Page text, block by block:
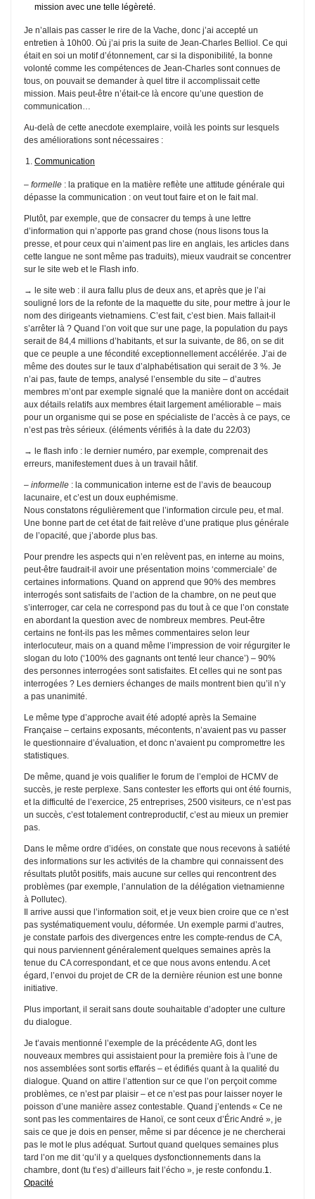
mission avec une telle légèreté.
Je n’allais pas casser le rire de la Vache, donc j’ai accepté un
entretien à 10h00. Où j’ai pris la suite de Jean-Charles Belliol. Ce qui
était en soi un motif d’étonnement, car si la disponibilité, la bonne
volonté comme les compétences de Jean-Charles sont connues de
tous, on pouvait se demander à quel titre il accomplissait cette
mission. Mais peut-être n’était-ce là encore qu’une question de
communication…
Au-delà de cette anecdote exemplaire, voilà les points sur lesquels
des améliorations sont nécessaires :
Communication
– formelle : la pratique en la matière reflète une attitude générale qui
dépasse la communication : on veut tout faire et on le fait mal.
Plutôt, par exemple, que de consacrer du temps à une lettre
d’information qui n’apporte pas grand chose (nous lisons tous la
presse, et pour ceux qui n’aiment pas lire en anglais, les articles dans
cette langue ne sont même pas traduits), mieux vaudrait se concentrer
sur le site web et le Flash info.
→ le site web : il aura fallu plus de deux ans, et après que je l’ai
souligné lors de la refonte de la maquette du site, pour mettre à jour le
nom des dirigeants vietnamiens. C’est fait, c’est bien. Mais fallait-il
s’arrêter là ? Quand l’on voit que sur une page, la population du pays
serait de 84,4 millions d’habitants, et sur la suivante, de 86, on se dit
que ce peuple a une fécondité exceptionnellement accélérée. J’ai de
même des doutes sur le taux d’alphabétisation qui serait de 3 %. Je
n’ai pas, faute de temps, analysé l’ensemble du site – d’autres
membres m’ont par exemple signalé que la manière dont on accédait
aux détails relatifs aux membres était largement améliorable – mais
pour un organisme qui se pose en spécialiste de l’accès à ce pays, ce
n’est pas très sérieux. (éléments vérifiés à la date du 22/03)
→ le flash info : le dernier numéro, par exemple, comprenait des
erreurs, manifestement dues à un travail hâtif.
– informelle : la communication interne est de l’avis de beaucoup
lacunaire, et c’est un doux euphémisme.
Nous constatons régulièrement que l’information circule peu, et mal.
Une bonne part de cet état de fait relève d’une pratique plus générale
de l’opacité, que j’aborde plus bas.
Pour prendre les aspects qui n’en relèvent pas, en interne au moins,
peut-être faudrait-il avoir une présentation moins ‘commerciale’ de
certaines informations. Quand on apprend que 90% des membres
interrogés sont satisfaits de l’action de la chambre, on ne peut que
s’interroger, car cela ne correspond pas du tout à ce que l’on constate
en abordant la question avec de nombreux membres. Peut-être
certains ne font-ils pas les mêmes commentaires selon leur
interlocuteur, mais on a quand même l’impression de voir régurgiter le
slogan du loto (‘100% des gagnants ont tenté leur chance’) – 90%
des personnes interrogées sont satisfaites. Et celles qui ne sont pas
interrogées ? Les derniers échanges de mails montrent bien qu’il n’y
a pas unanimité.
Le même type d’approche avait été adopté après la Semaine
Française – certains exposants, mécontents, n’avaient pas vu passer
le questionnaire d’évaluation, et donc n’avaient pu compromettre les
statistiques.
De même, quand je vois qualifier le forum de l’emploi de HCMV de
succès, je reste perplexe. Sans contester les efforts qui ont été fournis,
et la difficulté de l’exercice, 25 entreprises, 2500 visiteurs, ce n’est pas
un succès, c’est totalement contreproductif, c’est au mieux un premier
pas.
Dans le même ordre d’idées, on constate que nous recevons à satiété
des informations sur les activités de la chambre qui connaissent des
résultats plutôt positifs, mais aucune sur celles qui rencontrent des
problèmes (par exemple, l’annulation de la délégation vietnamienne
à Pollutec).
Il arrive aussi que l’information soit, et je veux bien croire que ce n’est
pas systématiquement voulu, déformée. Un exemple parmi d’autres,
je constate parfois des divergences entre les compte-rendus de CA,
qui nous parviennent généralement quelques semaines après la
tenue du CA correspondant, et ce que nous avons entendu. A cet
égard, l’envoi du projet de CR de la dernière réunion est une bonne
initiative.
Plus important, il serait sans doute souhaitable d’adopter une culture
du dialogue.
Je t’avais mentionné l’exemple de la précédente AG, dont les
nouveaux membres qui assistaient pour la première fois à l’une de
nos assemblées sont sortis effarés – et édifiés quant à la qualité du
dialogue. Quand on attire l’attention sur ce que l’on perçoit comme
problèmes, ce n’est par plaisir – et ce n’est pas pour laisser noyer le
poisson d’une manière assez contestable. Quand j’entends « Ce ne
sont pas les commentaires de Hanoï, ce sont ceux d’Éric André », je
sais ce que je dois en penser, même si par décence je ne chercherai
pas le mot le plus adéquat. Surtout quand quelques semaines plus
tard l’on me dit ‘qu’il y a quelques dysfonctionnements dans la
chambre, dont (tu t’es) d’ailleurs fait l’écho », je reste confondu. 1.
Opacité